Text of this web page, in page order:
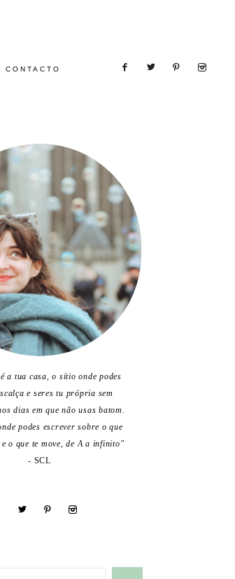
CONTACTO
a tua casa, o sítio onde podes
e seres tu própria sem
dias em que não usas batom.
podes escrever sobre o que
o que te move, de A a infinito"
- SCL